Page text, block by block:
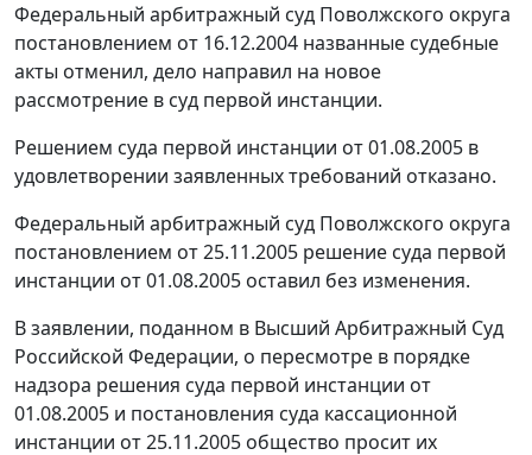
Федеральный арбитражный суд Поволжского округа
постановлением от 16.12.2004 названные судебные
акты отменил, дело направил на новое
рассмотрение в суд первой инстанции.
Решением суда первой инстанции от 01.08.2005 в
удовлетворении заявленных требований отказано.
Федеральный арбитражный суд Поволжского округа
постановлением от 25.11.2005 решение суда первой
инстанции от 01.08.2005 оставил без изменения.
В заявлении, поданном в Высший Арбитражный Суд
Российской Федерации, о пересмотре в порядке
надзора решения суда первой инстанции от
01.08.2005 и постановления суда кассационной
инстанции от 25.11.2005 общество просит их